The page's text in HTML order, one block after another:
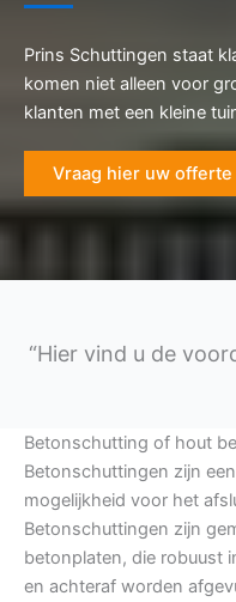
Prins Schuttingen staat
komen niet alleen voor
klanten met een kleine
Vraag hier uw offerte
“Hier vind u de
Betonschutting of hout
Betonschuttingen zijn
mogelijkheid voor het
Betonschuttingen zijn
betonplaten, die robuust
en achteraf worden